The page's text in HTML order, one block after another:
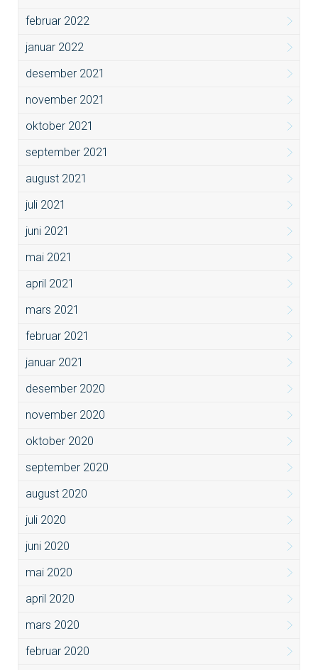
februar 2022
januar 2022
desember 2021
november 2021
oktober 2021
september 2021
august 2021
juli 2021
juni 2021
mai 2021
april 2021
mars 2021
februar 2021
januar 2021
desember 2020
november 2020
oktober 2020
september 2020
august 2020
juli 2020
juni 2020
mai 2020
april 2020
mars 2020
februar 2020